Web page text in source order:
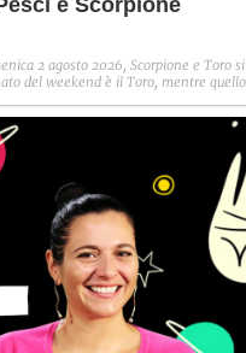
e Scorpione
2 agosto 2026, Scorpione e Toro si
del weekend è il Toro, mentre quello